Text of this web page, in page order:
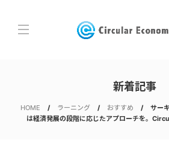
新着記事
HOME ラーニング おすすめ
サー
は経済発展の段階に応じたアプローチを。